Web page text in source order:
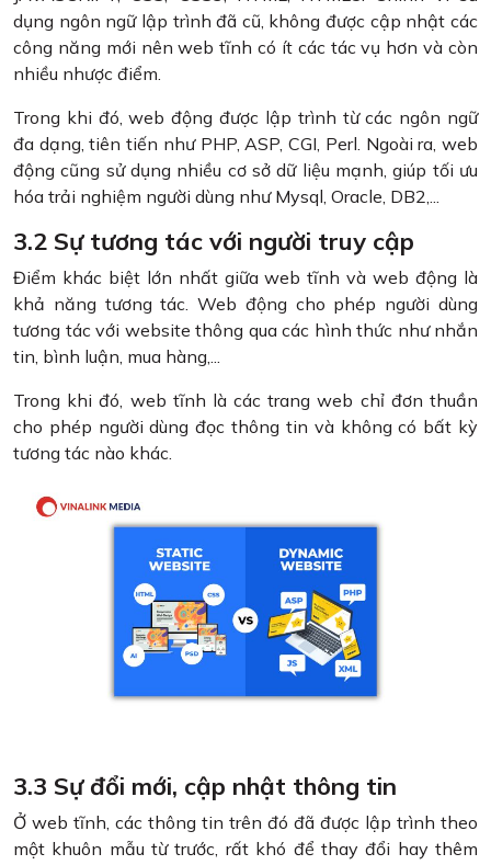
dụng ngôn ngữ lập trình đã cũ, không được cập nhật các
công năng mới nên web tĩnh có ít các tác vụ hơn và còn
nhiều nhược điểm.
Trong khi đó, web động được lập trình từ các ngôn ngữ
đa dạng, tiên tiến như PHP, ASP, CGI, Perl. Ngoài ra, web
động cũng sử dụng nhiều cơ sở dữ liệu mạnh, giúp tối ưu
hóa trải nghiệm người dùng như Mysql, Oracle, DB2,...
3.2 Sự tương tác với người truy cập
Điểm khác biệt lớn nhất giữa web tĩnh và web động là
khả năng tương tác. Web động cho phép người dùng
tương tác với website thông qua các hình thức như nhắn
tin, bình luận, mua hàng,...
Trong khi đó, web tĩnh là các trang web chỉ đơn thuần
cho phép người dùng đọc thông tin và không có bất kỳ
tương tác nào khác.
3.3 Sự đổi mới, cập nhật thông tin
Ở web tĩnh, các thông tin trên đó đã được lập trình theo
một khuôn mẫu từ trước, rất khó để thay đổi hay thêm